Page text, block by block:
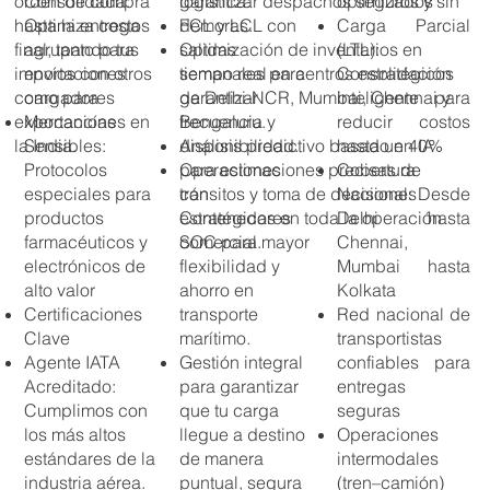
Optimiza costos
agrupando tus
envíos con otros
cargadores
Mercancías
Sensibles:
Protocolos
especiales para
productos
farmacéuticos y
electrónicos de
alto valor
Certificaciones
Clave
Agente IATA
Acreditado:
Cumplimos con
los más altos
estándares de la
industria aérea.
FCL y LCL con
salidas
semanales para
garantizar
frecuencia y
disponibilidad.
Operaciones
con
Contenedores
SOC para mayor
flexibilidad y
ahorro en
transporte
marítimo.
Gestión integral
para garantizar
que tu carga
llegue a destino
de manera
puntual, segura
Carga Parcial
(LTL):
Consolidación
inteligente para
reducir costos
hasta un 40%
Cobertura
Nacional: Desde
Delhi hasta
Chennai,
Mumbai hasta
Kolkata
Red nacional de
transportistas
confiables para
entregas
seguras
Operaciones
intermodales
(tren–camión)
hasta la entrega
final, tanto para
importaciones
como para
exportaciones en
la India.
demoras.
Optimización de inventarios en
tiempo real en centros estratégicos
de Delhi‑NCR, Mumbai, Chennai y
Bengaluru.
Análisis predictivo basado en IA
para estimaciones precisas de
tránsitos y toma de decisiones
estratégicas en toda la operación
comercial.